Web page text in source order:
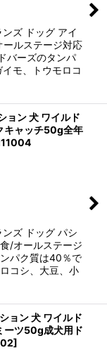
ズ ドッグ アイ
ルステージ対応
バーズのタンパ
モ、トウモロコ
ョン 犬 ワイルド
キャッチ50g全年
ズ ドッグ パシ
/オールステージ
パク質は40％で
コシ、大豆、小
ョン 犬 ワイルド
ーツ50g成犬用ド
]